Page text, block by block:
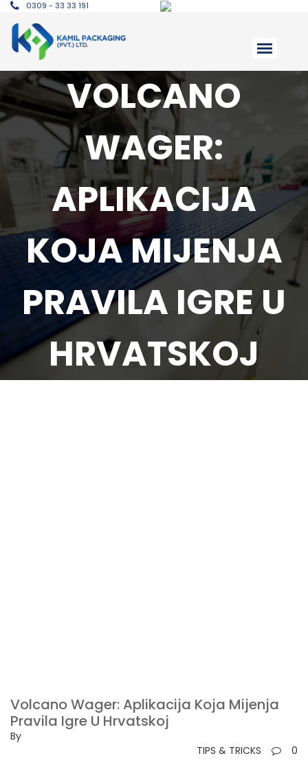
0309 - 33 33 191
VOLCANO
WAGER:
APLIKACIJA
KOJA MIJENJA
PRAVILA IGRE U
HRVATSKOJ
Volcano Wager: Aplikacija Koja Mijenja
Pravila Igre U Hrvatskoj
By
TIPS & TRICKS
0